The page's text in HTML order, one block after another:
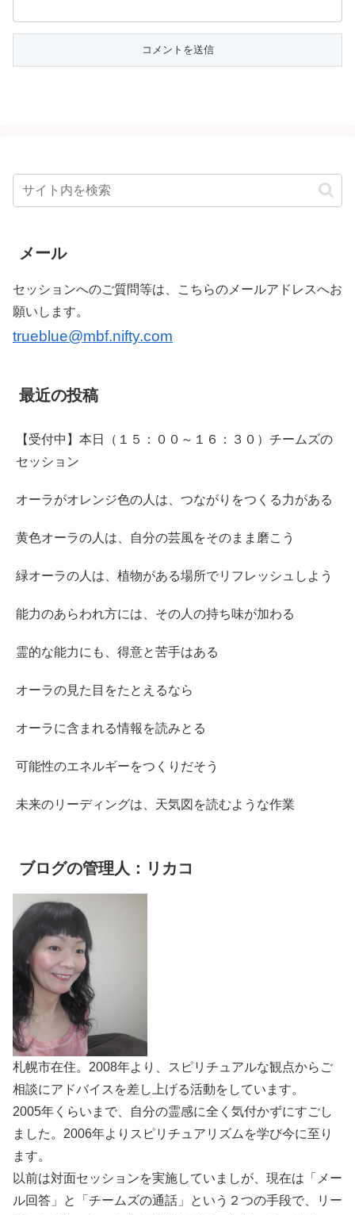
メール
セッションへのご質問等は、こちらのメールアドレスへお
願いします。
trueblue@mbf.nifty.com
最近の投稿
【受付中】本日（１５：００～１６：３０）チームズの
セッション
オーラがオレンジ色の人は、つながりをつくる力がある
黄色オーラの人は、自分の芸風をそのまま磨こう
緑オーラの人は、植物がある場所でリフレッシュしよう
能力のあらわれ方には、その人の持ち味が加わる
霊的な能力にも、得意と苦手はある
オーラの見た目をたとえるなら
オーラに含まれる情報を読みとる
可能性のエネルギーをつくりだそう
未来のリーディングは、天気図を読むような作業
ブログの管理人：リカコ
札幌市在住。2008年より、スピリチュアルな観点からご
相談にアドバイスを差し上げる活動をしています。
2005年くらいまで、自分の霊感に全く気付かずにすごし
ました。2006年よりスピリチュアリズムを学び今に至り
ます。
以前は対面セッションを実施していましが、現在は「メー
ル回答」と「チームズの通話」という２つの手段で、リー